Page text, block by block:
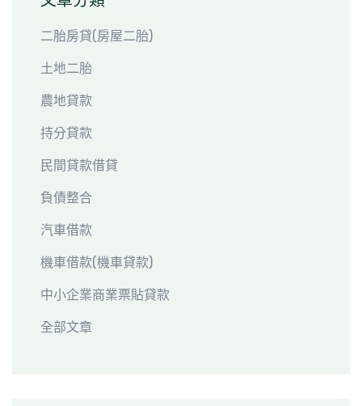
二胎房貸(房屋二胎)
土地二胎
農地貸款
持分貸款
民間貸款借貸
負債整合
汽車借款
機車借款(機車貸款)
中小企業商業票貼貸款
全部文章